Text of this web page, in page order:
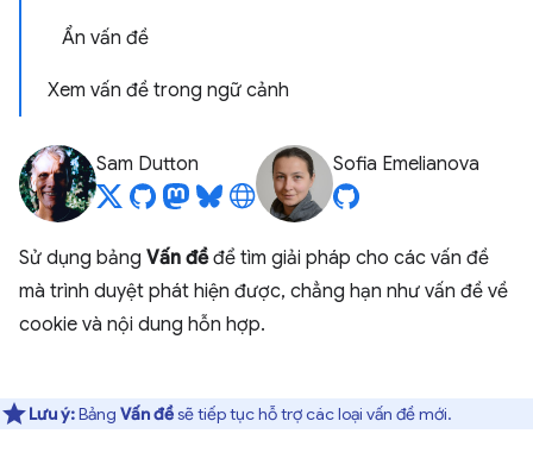
Ẩn vấn đề
Xem vấn đề trong ngữ cảnh
Sam Dutton Sofia Emelianova
Sử dụng bảng Vấn đềđể tìm giải pháp cho các vấn đề
mà trình duyệt phát hiện được, chẳng hạn như vấn đề về
cookie và nội dung hỗn hợp.
Lưu ý:Bảng Vấn đềsẽ tiếp tục hỗ trợ các loại vấn đề mới.